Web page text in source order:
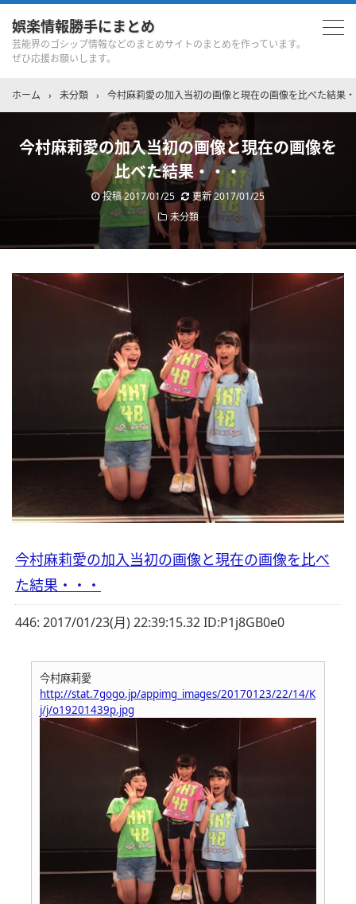
娯楽情報勝手にまとめ
芸能界のゴシップ情報などのまとめサイトのまとめを作っています。
ぜひ応援お願いします。
ホーム › 未分類 › 今村麻莉愛の加入当初の画像と現在の画像を比べた結果
今村麻莉愛の加入当初の画像と現在の画像を
比べた結果・・・
投稿2017/01/25 更新2017/01/25
未分類
今村麻莉愛の加入当初の画像と現在の画像を比べ
た結果・・・
446: 2017/01/23(月) 22:39:15.32 ID:P1j8GB0e0
今村麻莉愛
http://stat.7gogo.jp/appimg_images/20170123/22/14/K
j/j/o19201439p.jpg